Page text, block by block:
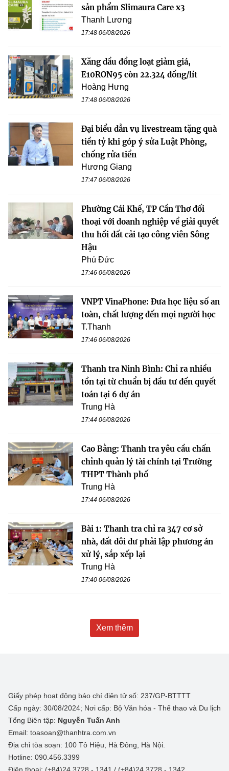
sản phẩm Slimaura Care x3
Thanh Lương
17:48 06/08/2026
Xăng dầu đồng loạt giảm giá,
E10RON95 còn 22.324 đồng/lít
Hoàng Hưng
17:48 06/08/2026
Đại biểu dẫn vụ livestream tặng quà
tiền tỷ khi góp ý sửa Luật Phòng,
chống rửa tiền
Hương Giang
17:47 06/08/2026
Phường Cái Khế, TP Cần Thơ đối
thoại với doanh nghiệp về giải quyết
thu hồi đất cải tạo công viên Sông
Hậu
Phú Đức
17:46 06/08/2026
VNPT VinaPhone: Đưa học liệu số an
toàn, chất lượng đến mọi người học
T.Thanh
17:46 06/08/2026
Thanh tra Ninh Bình: Chỉ ra nhiều
tồn tại từ chuẩn bị đầu tư đến quyết
toán tại 6 dự án
Trung Hà
17:44 06/08/2026
Cao Bằng: Thanh tra yêu cầu chấn
chỉnh quản lý tài chính tại Trường
THPT Thành phố
Trung Hà
17:44 06/08/2026
Bài 1: Thanh tra chỉ ra 347 cơ sở
nhà, đất dôi dư phải lập phương án
xử lý, sắp xếp lại
Trung Hà
17:40 06/08/2026
Xem thêm
Giấy phép hoạt động báo chí điện tử số: 237/GP-BTTTT
Cấp ngày: 30/08/2024; Nơi cấp: Bộ Văn hóa - Thể thao và Du lịch
Tổng Biên tập: Nguyễn Tuấn Anh
Email: toasoan@thanhtra.com.vn
Địa chỉ tòa soạn: 100 Tô Hiệu, Hà Đông, Hà Nội.
Hotline: 090.456.3399
Điện thoại: (+84)24 3728 - 1341 / (+84)24 3728 - 1342